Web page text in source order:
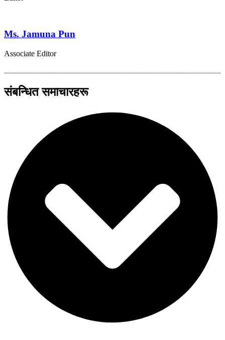
Ms. Jamuna Pun
Associate Editor
संबन्धित समाचारहरू